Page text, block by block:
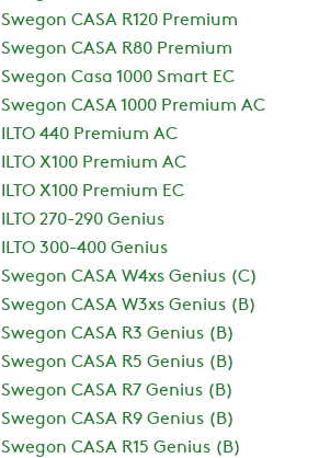
Swegon CASA R120 Premium
Swegon CASA R80 Premium
Swegon Casa 1000 Smart EC
Swegon CASA 1000 Premium AC
ILTO 440 Premium AC
ILTO X100 Premium AC
ILTO X100 Premium EC
ILTO 270-290 Genius
ILTO 300-400 Genius
Swegon CASA W4xs Genius (C)
Swegon CASA W3xs Genius (B)
Swegon CASA R3 Genius (B)
Swegon CASA R5 Genius (B)
Swegon CASA R7 Genius (B)
Swegon CASA R9 Genius (B)
Swegon CASA R15 Genius (B)